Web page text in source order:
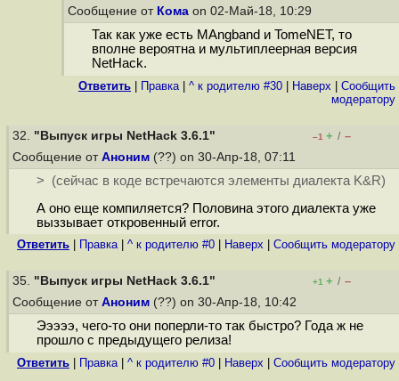
Сообщение от Кома on 02-Май-18, 10:29
Так как уже есть MAngband и TomeNET, то
вполне вероятна и мультиплеерная версия
NetHack.
Ответить Правка| ^ к родителю #30 Наверх
Cообщить
модератору
32. "Выпуск игры NetHack 3.6.1" –1 + / –
Сообщение от Аноним (??) on 30-Апр-18, 07:11
> (сейчас в коде встречаются элементы диалекта K&R)
А оно еще компиляется? Половина этого диалекта уже
выззывает откровенный error.
Ответить Правка| ^ к родителю #0 Наверх Cообщить модератору
35. "Выпуск игры NetHack 3.6.1" +1 + / –
Сообщение от Аноним (??) on 30-Апр-18, 10:42
Эээээ, чего-то они поперли-то так быстро? Года ж не
прошло с предыдущего релиза!
Ответить Правка| ^ к родителю #0 Наверх Cообщить модератору